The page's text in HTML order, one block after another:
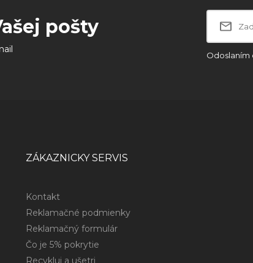
pošty
Odoslaním
ZÁKAZNICKY SERVIS
Kontakt
Reklamačné podmienky
Reklamačný formulár
Čo je 5% pokrytie
Recykluj a ušetri